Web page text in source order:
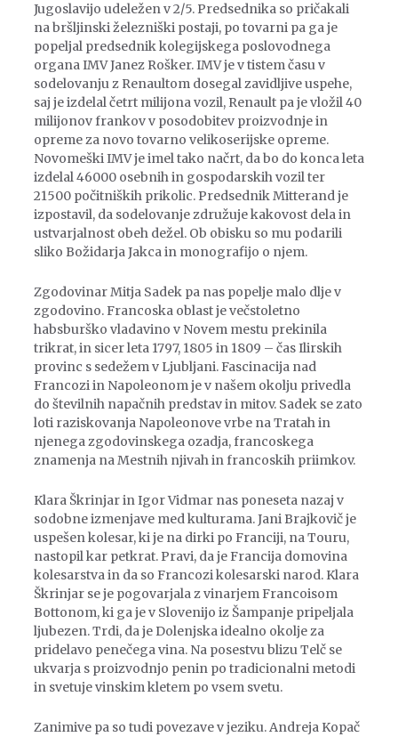
Jugoslavijo udeležen v 2/5. Predsednika so pričakali
na bršljinski železniški postaji, po tovarni pa ga je
popeljal predsednik kolegijskega poslovodnega
organa IMV Janez Rošker. IMV je v tistem času v
sodelovanju z Renaultom dosegal zavidljive uspehe,
saj je izdelal četrt milijona vozil, Renault pa je vložil 40
milijonov frankov v posodobitev proizvodnje in
opreme za novo tovarno velikoserijske opreme.
Novomeški IMV je imel tako načrt, da bo do konca leta
izdelal 46000 osebnih in gospodarskih vozil ter
21500 počitniških prikolic. Predsednik Mitterand je
izpostavil, da sodelovanje združuje kakovost dela in
ustvarjalnost obeh dežel. Ob obisku so mu podarili
sliko Božidarja Jakca in monografijo o njem.
Zgodovinar Mitja Sadek pa nas popelje malo dlje v
zgodovino. Francoska oblast je večstoletno
habsburško vladavino v Novem mestu prekinila
trikrat, in sicer leta 1797, 1805 in 1809 – čas Ilirskih
provinc s sedežem v Ljubljani. Fascinacija nad
Francozi in Napoleonom je v našem okolju privedla
do številnih napačnih predstav in mitov. Sadek se zato
loti raziskovanja Napoleonove vrbe na Tratah in
njenega zgodovinskega ozadja, francoskega
znamenja na Mestnih njivah in francoskih priimkov.
Klara Škrinjar in Igor Vidmar nas poneseta nazaj v
sodobne izmenjave med kulturama. Jani Brajkovič je
uspešen kolesar, ki je na dirki po Franciji, na Touru,
nastopil kar petkrat. Pravi, da je Francija domovina
kolesarstva in da so Francozi kolesarski narod. Klara
Škrinjar se je pogovarjala z vinarjem Francoisom
Bottonom, ki ga je v Slovenijo iz Šampanje pripeljala
ljubezen. Trdi, da je Dolenjska idealno okolje za
pridelavo penečega vina. Na posestvu blizu Telč se
ukvarja s proizvodnjo penin po tradicionalni metodi
in svetuje vinskim kletem po vsem svetu.
Zanimive pa so tudi povezave v jeziku. Andreja Kopač